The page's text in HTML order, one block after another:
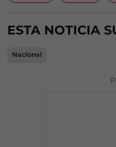
ESTA NOTICIA
Nacional